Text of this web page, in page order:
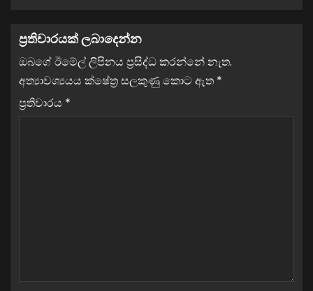
ප්‍රතිචාරයක් ලබාදෙන්න
ඔබගේ ඊමේල් ලිපිනය ප්‍රසිද්ධ කරන්නේ නැත.
අත්‍යාවශ්‍යයය ක්ෂේත්‍ර සලකුණු කොට ඇත *
ප්‍රතිචාරය *